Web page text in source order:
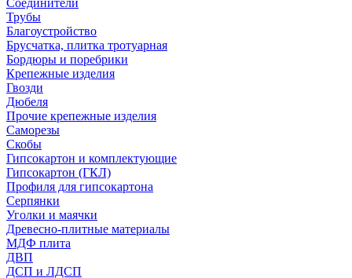
Соединители
Трубы
Благоустройство
Брусчатка, плитка тротуарная
Бордюры и поребрики
Крепежные изделия
Гвозди
Дюбеля
Прочие крепежные изделия
Саморезы
Скобы
Гипсокартон и комплектующие
Гипсокартон (ГКЛ)
Профиля для гипсокартона
Серпянки
Уголки и маячки
Древесно-плитные материалы
МДФ плита
ДВП
ДСП и ЛДСП